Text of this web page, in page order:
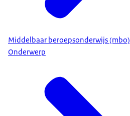
Middelbaar beroepsonderwijs (mbo)
Onderwerp